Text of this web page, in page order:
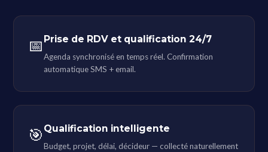
📅 Prise de RDV et qualification 24/7
Agenda synchronisé en temps réel. Confirmation
automatique SMS + email.
🎯 Qualification intelligente
Budget, projet, délai, décideur — collecté naturellement